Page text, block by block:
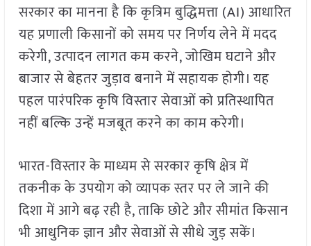
सरकार का मानना है कि कृत्रिम बुद्धिमत्ता (AI) आधारित
यह प्रणाली किसानों को समय पर निर्णय लेने में मदद
करेगी, उत्पादन लागत कम करने, जोखिम घटाने और
बाजार से बेहतर जुड़ाव बनाने में सहायक होगी। यह
पहल पारंपरिक कृषि विस्तार सेवाओं को प्रतिस्थापित
नहीं बल्कि उन्हें मजबूत करने का काम करेगी।
भारत-विस्तार के माध्यम से सरकार कृषि क्षेत्र में
तकनीक के उपयोग को व्यापक स्तर पर ले जाने की
दिशा में आगे बढ़ रही है, ताकि छोटे और सीमांत किसान
भी आधुनिक ज्ञान और सेवाओं से सीधे जुड़ सकें।